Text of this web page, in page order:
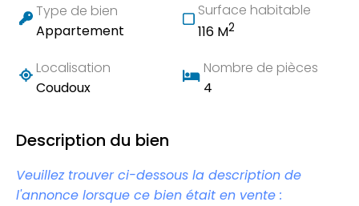
Type de bien
Appartement
Surface habitable
116 M2
Localisation
Coudoux
Nombre de pièces
4
Description du bien
Veuillez trouver ci-dessous la description de
l'annonce lorsque ce bien était en vente :